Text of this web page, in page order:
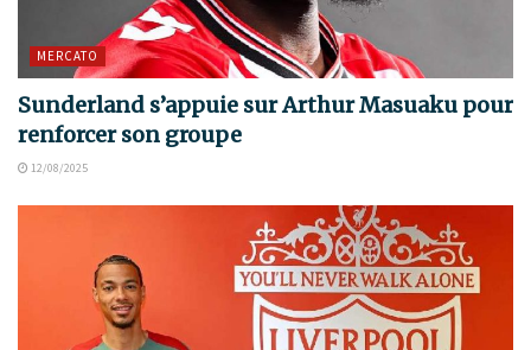
MERCATO
Sunderland s’appuie sur Arthur Masuaku pour
renforcer son groupe
12/08/2025